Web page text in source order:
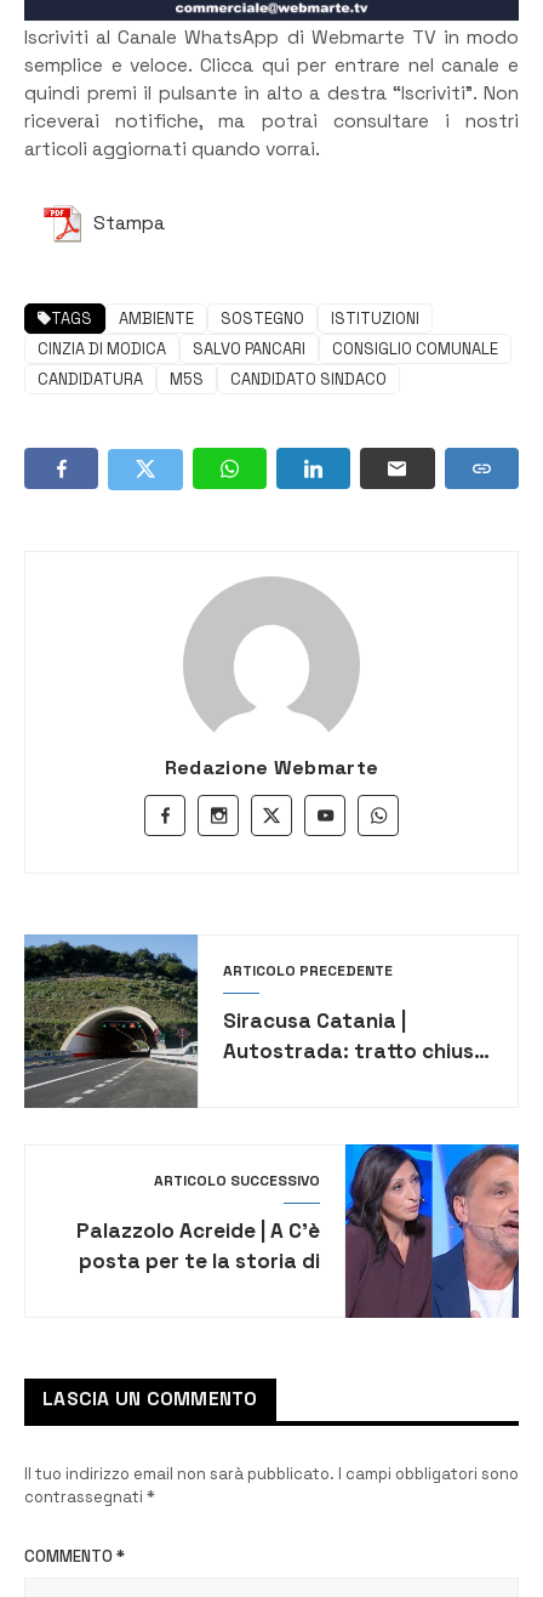
Iscriviti al Canale WhatsApp di Webmarte TV in modo
semplice e veloce. Clicca qui per entrare nel canale e
quindi premi il pulsante in alto a destra “Iscriviti”. Non
riceverai notifiche, ma potrai consultare i nostri
articoli aggiornati quando vorrai.
Stampa
TAGS AMBIENTE SOSTEGNO
ISTITUZIONI
CINZIA DI MODICA
SALVO PANCARI
CONSIGLIO COMUNALE
CANDIDATURA
M5S CANDIDATO SINDACO
Redazione Webmarte
ARTICOLO PRECEDENTE
Siracusa Catania |
Autostrada: tratto chiuso
ARTICOLO SUCCESSIVO
Palazzolo Acreide | A C’è
posta per te la storia di
LASCIA UN COMMENTO
Il tuo indirizzo email non sarà pubblicato. I campi obbligatori sono
contrassegnati *
COMMENTO *